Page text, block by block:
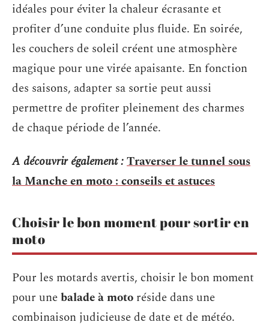
idéales pour éviter la chaleur écrasante et
profiter d’une conduite plus fluide. En soirée,
les couchers de soleil créent une atmosphère
magique pour une virée apaisante. En fonction
des saisons, adapter sa sortie peut aussi
permettre de profiter pleinement des charmes
de chaque période de l’année.
A découvrir également :Traverser le tunnel sous
la Manche en moto : conseils et astuces
Choisir le bon moment pour sortir en
moto
Pour les motards avertis, choisir le bon moment
pour unebalade à moto réside dans une
combinaison judicieuse de date et de météo.